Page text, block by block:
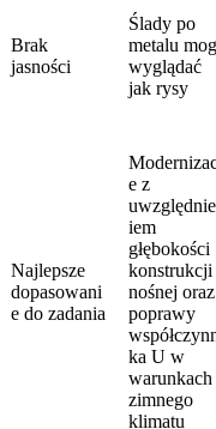
Brak
jasności
Ślady po
metalu
wyglądać
jak rysy
Najlepsze
dopasowani
e do zadania
e z
iem
głębokości
konstrukcji
nośnej oraz
poprawy
ka U w
warunkach
zimnego
klimatu